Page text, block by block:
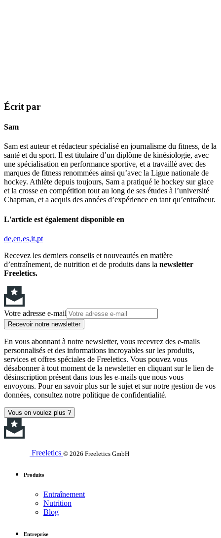
Écrit par
Sam
Sam est auteur et rédacteur spécialisé en journalisme du fitness, de la
santé et du sport. Il est titulaire d’un diplôme de kinésiologie, avec
une spécialisation en performance sportive, et a travaillé avec des
marques de fitness renommées ainsi qu’avec la Ligue nationale de
hockey. Athlète depuis toujours, Sam a pratiqué le hockey sur glace
et la crosse en compétition tout au long de ses études à l’université
Chapman, et a acquis des années d’expérience en tant qu’entraîneur.
L'article est également disponible en
de en es it pt
Recevez les derniers conseils et nouveautés en matière
d’entraînement, de nutrition et de produits dans la newsletter
Freeletics.
Votre adresse e-mail
Recevoir notre newsletter
En vous abonnant à notre newsletter, vous recevrez des e-mails
personnalisés et des informations incroyables sur les produits,
services et offres spéciales de Freeletics. Vous pouvez vous
désabonner à tout moment de la newsletter en cliquant sur le lien de
désinscription présent dans tous les e-mails que nous vous
envoyons. Pour en savoir plus sur le sujet et sur notre gestion de vos
données, consultez notre politique de confidentialité.
Vous en voulez plus ?
Freeletics © 2026 Freeletics GmbH
Produits
Entraînement
Nutrition
Blog
Entreprise